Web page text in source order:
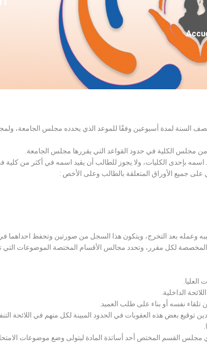
Fil
السنة لمدة أسبوعين وفقًا للموعد الذي يحدده مجلس الجامعة،
من مجلس الكلية في حدود القواعد التي يقررها مجلس الجامعة.
اسمه بإحدى الكليات، ولا يجوز للطالب أن يقيد اسمه في أكثر من
على جميع الأوراق المتعلقة بالطالب وعلى الأخص :
بعد التخرج، ويتكون هذا السجل من صورتين وتحفظ احداهما في
المخصصة لكل مقرر، وتحدد مجالس الأقسام المختصة الموضوعات
الداخلية.
نفسه أو بناء على طلب العميد.
توقيع بعض هذه العقوبات في الحدود المبينة لكل منهم في اللائحة
مجلس القسم المختص أحد أساتذة المادة ليتولى وضع موضوعات